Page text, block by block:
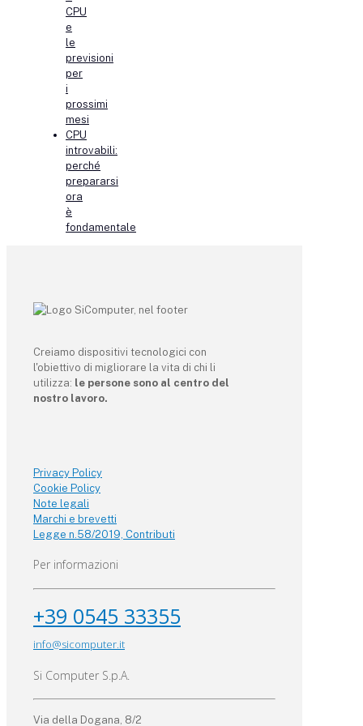
CPU
e
le
previsioni
per
i
prossimi
mesi
CPU
introvabili:
perché
prepararsi
ora
è
fondamentale
Creiamo dispositivi tecnologici con
l'obiettivo di migliorare la vita di chi li
utilizza: le persone sono al centro del
nostro lavoro.
Privacy Policy
Cookie Policy
Note legali
Marchi e brevetti
Legge n.58/2019, Contributi
Per informazioni
+39 0545 33355
info@sicomputer.it
Si Computer S.p.A.
Via della Dogana, 8/2